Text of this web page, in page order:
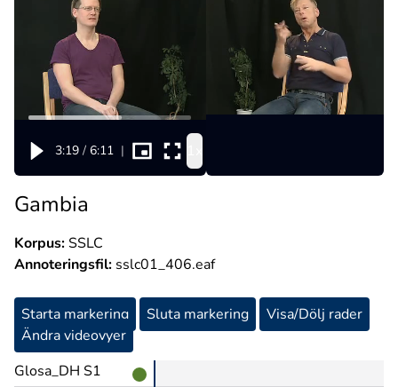
3:19 / 6:11 |
Gambia
Korpus:SSLC
Annoteringsfil: sslc01_406.eaf
Starta markering Sluta markering
Visa/Dölj rader
Ändra videovyer
Glosa_DH S1